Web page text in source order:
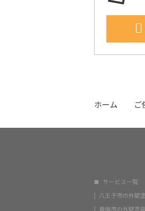
ホーム ご
サービス一覧
八王子市の外壁
青梅市の外壁塗